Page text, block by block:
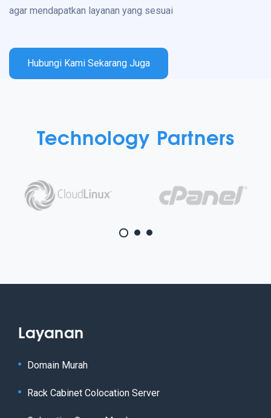
agar mendapatkan layanan yang sesuai
Hubungi Kami Sekarang Juga
Technology Partners
Layanan
Domain Murah
Rack Cabinet Colocation Server